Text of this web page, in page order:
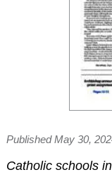
Published May 30,
Catholic schools